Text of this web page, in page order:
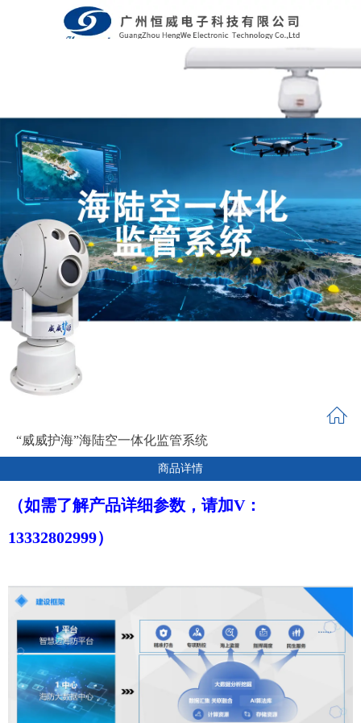
“威威护海”海陆空一体化监管系统
商品详情
（如需了解产品详细参数，请加V：
13332802999）